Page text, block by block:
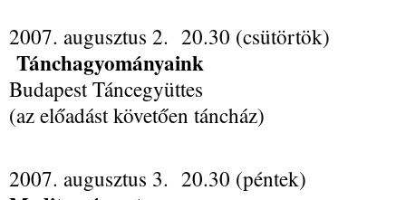
2007. augusztus 2. 20.30 (csütörtök)
Tánchagyományaink
Budapest Táncegyüttes
(az előadást követően táncház)
2007. augusztus 3. 20.30 (péntek)